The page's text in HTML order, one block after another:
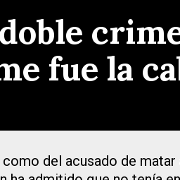
fue la
del acusado de